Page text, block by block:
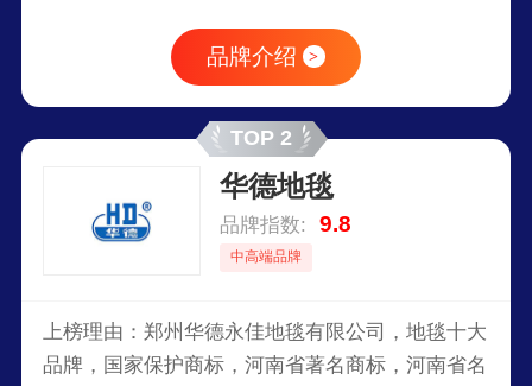
品牌介绍 >
TOP 2
华德地毯
品牌指数: 9.8
中高端品牌
上榜理由：郑州华德永佳地毯有限公司，地毯十大
品牌，国家保护商标，河南省著名商标，河南省名